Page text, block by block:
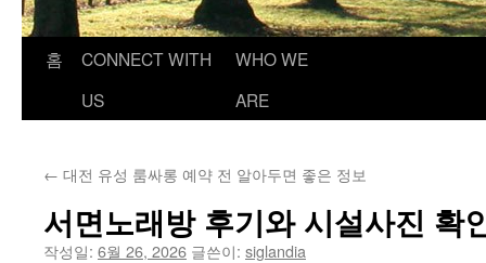
홈
CONNECT WITH
US
WHO WE
ARE
← 대전 유성 룸싸롱 예약 전 알아두면 좋은 정보
서면노래방 후기와 시설사진 확
작성일: 6월 26, 2026 글쓴이: siglandia